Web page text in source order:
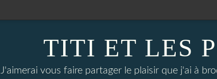
TITI ET LES
J'aimerai vous faire partager le plaisir que j'ai à